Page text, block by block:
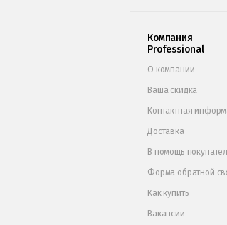
Компания
Professional
О компании
Ваша скидка
Контактная
Доставка
В помощь
Форма обратной
Как купить
Вакансии